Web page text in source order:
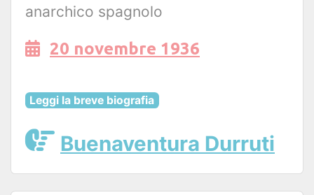
anarchico spagnolo
20 novembre 1936
Leggi la breve biografia
Buenaventura Durruti